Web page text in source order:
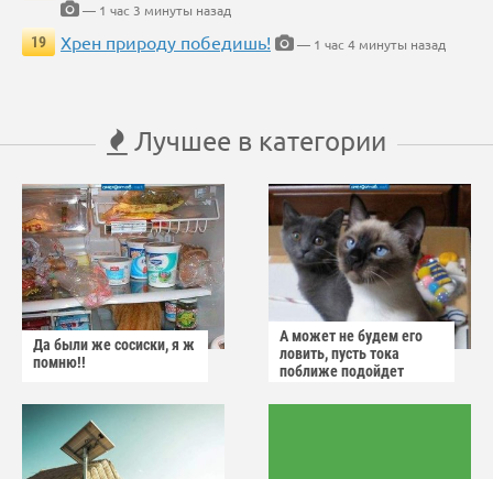
— 1 час 3 минуты назад
19
Хрен природу победишь! — 1 час 4 минуты назад
Лучшее в категории
Да были же сосиски, я ж
помню!!
А может не будем его
ловить, пусть тока
поближе подойдет